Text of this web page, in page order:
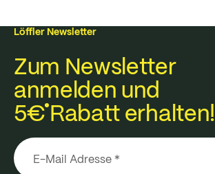
Löffler Newsletter
Zum Newsletter
anmelden und
5€Rabatt erhalten!